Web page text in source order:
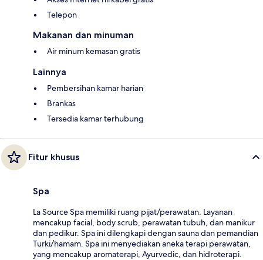
Telepon
Makanan dan minuman
Air minum kemasan gratis
Lainnya
Pembersihan kamar harian
Brankas
Tersedia kamar terhubung
Fitur khusus
Spa
La Source Spa memiliki ruang pijat/perawatan. Layanan
mencakup facial, body scrub, perawatan tubuh, dan manikur
dan pedikur. Spa ini dilengkapi dengan sauna dan pemandian
Turki/hamam. Spa ini menyediakan aneka terapi perawatan,
yang mencakup aromaterapi, Ayurvedic, dan hidroterapi.